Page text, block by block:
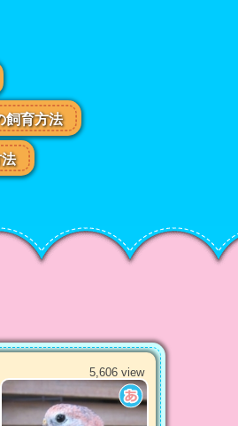
飼育方法
5,606 view